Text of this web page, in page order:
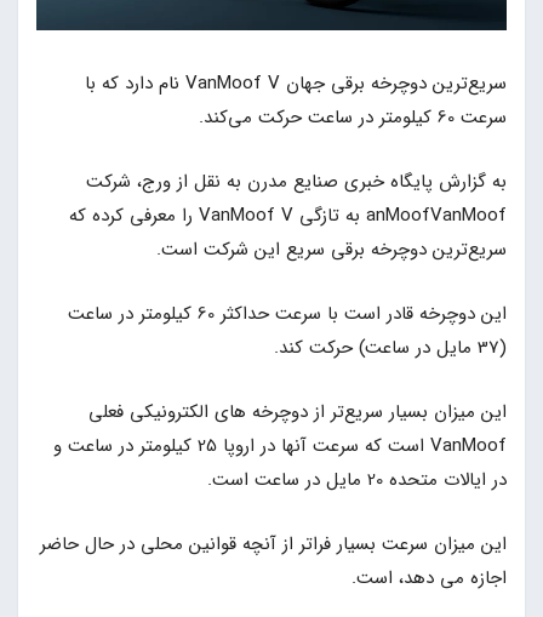
سریع‌ترین دوچرخه برقی جهان VanMoof V نام دارد که با
سرعت 60 کیلومتر در ساعت حرکت می‌کند.
به گزارش پایگاه خبری صنایع مدرن به نقل از ورج، شرکت
anMoofVanMoof به تازگی VanMoof V را معرفی کرده که
سریع‌ترین دوچرخه برقی سریع این شرکت است.
این دوچرخه قادر است با سرعت حداکثر 60 کیلومتر در ساعت
(37 مایل در ساعت) حرکت کند.
این میزان بسیار سریع‌تر از دوچرخه های الکترونیکی فعلی
VanMoof است که سرعت آنها در اروپا 25 کیلومتر در ساعت و
در ایالات متحده 20 مایل در ساعت است.
این میزان سرعت بسیار فراتر از آنچه قوانین محلی در حال حاضر
اجازه می دهد، است.